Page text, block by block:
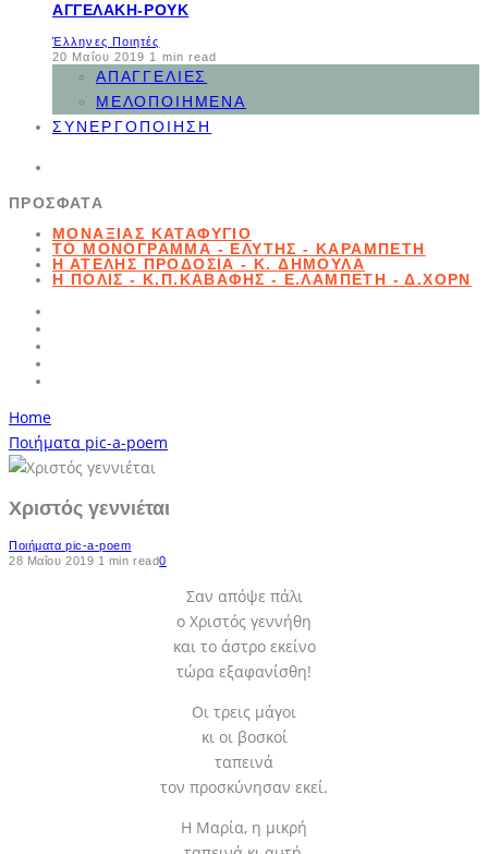
ΑΓΓΕΛΆΚΗ-ΡΟΥΚ
Έλληνες Ποιητές
20 Μαΐου 2019 1 min read
ΑΠΑΓΓΕΛΊΕΣ
ΜΕΛΟΠΟΙΗΜΈΝΑ
ΣΥΝΕΡΓΟΠΟΊΗΣΗ
ΠΡΌΣΦΑΤΑ
ΜΟΝΑΞΙΆΣ ΚΑΤΑΦΎΓΙΟ
ΤΟ ΜΟΝΌΓΡΑΜΜΑ - ΕΛΎΤΗΣ - ΚΑΡΑΜΠΈΤΗ
Η ΑΤΕΛΉΣ ΠΡΟΔΟΣΊΑ - K. ΔΗΜΟΥΛΆ
Η ΠΌΛΙΣ - Κ.Π.ΚΑΒΆΦΗΣ - Ε.ΛΑΜΠΈΤΗ - Δ.ΧΟΡΝ
Home
Ποιήματα pic-a-poem
Χριστός γεννιέται
Ποιήματα pic-a-poem
28 Μαΐου 2019 1 min read0
Σαν απόψε πάλι
ο Χριστός γεννήθη
και το άστρο εκείνο
τώρα εξαφανίσθη!
Οι τρεις μάγοι
κι οι βοσκοί
ταπεινά
τον προσκύνησαν εκεί.
Η Μαρία, η μικρή